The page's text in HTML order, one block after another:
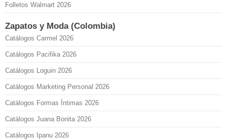
Folletos Walmart 2026
Zapatos y Moda (Colombia)
Catálogos Carmel 2026
Catálogos Pacifika 2026
Catálogos Loguin 2026
Catálogos Marketing Personal 2026
Catálogos Formas Íntimas 2026
Catálogos Juana Bonita 2026
Catálogos Ipanu 2026